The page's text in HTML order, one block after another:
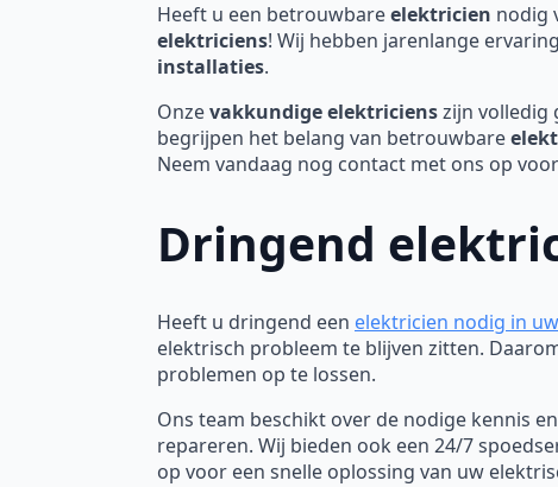
Heeft u een betrouwbareelektricien nodig
elektriciens! Wij hebben jarenlange
installaties.
Onzevakkundige elektricienszijn volledig
begrijpen het belang van betrouwbare
Neem vandaag nog contact met ons op
Dringend
Heeft u dringend een elektricien nodig in
elektrisch probleem te blijven zitten.
problemen op te lossen.
Ons team beschikt over de nodige kennis
repareren. Wij bieden ook een 24/7
op voor een snelle oplossing van uw